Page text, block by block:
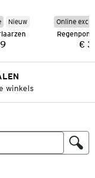
Nieuw
Online
€
winkels